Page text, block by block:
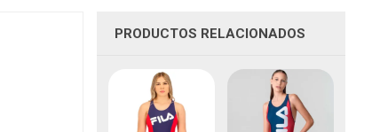
PRODUCTOS RELACIONADOS